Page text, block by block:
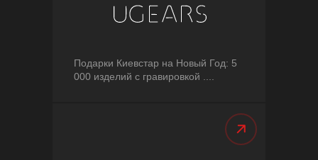
Подарки Киевстар на Новый Год: 5
000 изделий с гравировкой ....